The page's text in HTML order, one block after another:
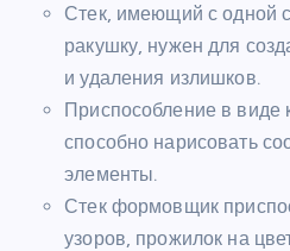
Стек, имеющий с одной
ракушку, нужен для
и удаления излишков.
Приспособление в виде
способно нарисовать
элементы.
Стек формовщик
узоров, прожилок на